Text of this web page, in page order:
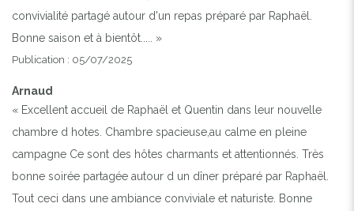
convivialité partagé autour d'un repas préparé par Raphaël.
Bonne saison et à bientôt..... »
Publication : 05/07/2025
Arnaud
« Excellent accueil de Raphaël et Quentin dans leur nouvelle
chambre d hotes. Chambre spacieuse,au calme en pleine
campagne Ce sont des hôtes charmants et attentionnés. Très
bonne soirée partagée autour d un dîner préparé par Raphaël.
Tout ceci dans une ambiance conviviale et naturiste. Bonne